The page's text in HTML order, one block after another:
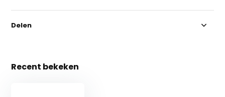
Delen
Recent bekeken